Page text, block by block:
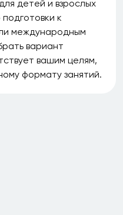
детей и взрослых
к
международным
вариант
вашим целям,
формату занятий.